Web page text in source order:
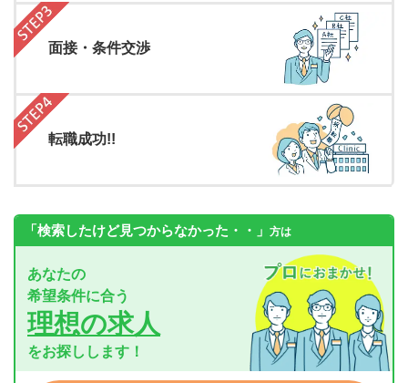
面接・条件交渉
転職成功!!
「検索したけど見つからなかった・・」 方は
あなたの
希望条件に合う
理想の求人
をお探しします！